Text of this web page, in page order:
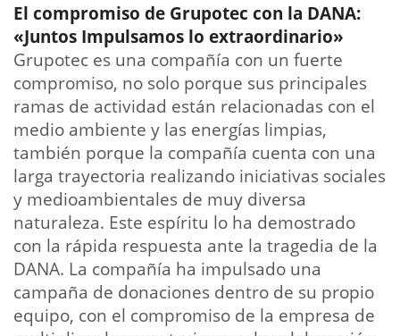
El compromiso de Grupotec con la DANA:
«Juntos Impulsamos lo extraordinario»
Grupotec es una compañía con un fuerte
compromiso, no solo porque sus principales
ramas de actividad están relacionadas con el
medio ambiente y las energías limpias,
también porque la compañía cuenta con una
larga trayectoria realizando iniciativas sociales
y medioambientales de muy diversa
naturaleza. Este espíritu lo ha demostrado
con la rápida respuesta ante la tragedia de la
DANA. La compañía ha impulsado una
campaña de donaciones dentro de su propio
equipo, con el compromiso de la empresa de